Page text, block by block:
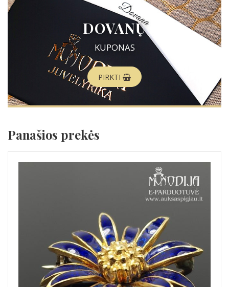
DOVANŲ
KUPONAS
PIRKTI
Panašios prekės